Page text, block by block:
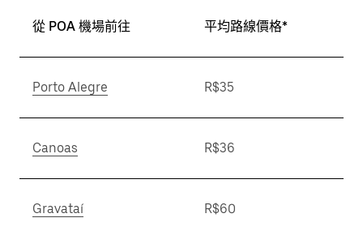
從 POA 機場前往 平均路線價格*
Porto Alegre R$35
Canoas R$36
Gravataí R$60